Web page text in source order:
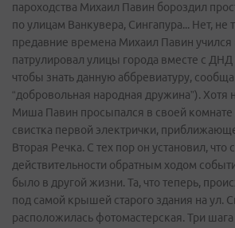
пароходства Михаил Павин бороздил
по улицам Ванкувера, Сингапура... Нет, не
предавние времена Михаил Павин
патрулировал улицы города вместе с ДНД
чтобы знать данную аббревиатуру,
“добровольная народная дружина”). Хотя
Миша Павин просыпался в своей комнате
свистка первой электрички,
Вторая Речка. С тех пор он установил, что
действительности обратным ходом
было в другой жизни. Та, что теперь,
под самой крышей старого здания на ул.
расположилась фотомастерская. Три